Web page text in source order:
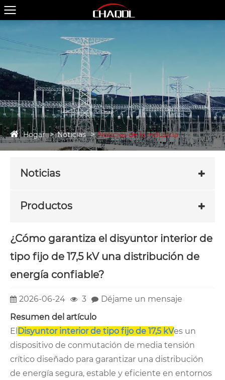
Hogar Noticias Noticias de la industria
Noticias
Productos
¿Cómo garantiza el disyuntor interior de
tipo fijo de 17,5 kV una distribución de
energía confiable?
2026-06-24 3
Déjame un mensaje
Resumen del artículo
El Disyuntor interior de tipo fijo de 17,5 kVes un
dispositivo de conmutación de media tensión
crítico diseñado para garantizar una distribución
de energía segura, estable y eficiente en entornos